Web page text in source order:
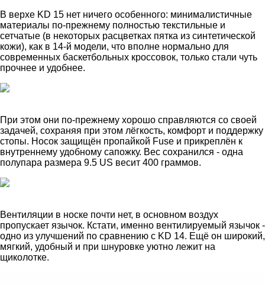
В верхе KD 15 нет ничего особенного: минималистичные
материалы по-прежнему полностью текстильные и
сетчатые (в некоторых расцветках пятка из синтетической
кожи), как в 14-й модели, что вполне нормально для
современных баскетбольных кроссовок, только стали чуть
прочнее и удобнее.
При этом они по-прежнему хорошо справляются со своей
задачей, сохраняя при этом лёгкость, комфорт и поддержку
стопы. Носок защищён пропайкой Fuse и прикреплён к
внутреннему удобному сапожку. Вес сохранился - одна
полупара размера 9.5 US весит 400 граммов.
Вентиляции в носке почти нет, в основном воздух
пропускает язычок. Кстати, именно вентилируемый язычок -
одно из улучшений по сравнению с KD 14. Ещё он широкий,
мягкий, удобный и при шнуровке уютно лежит на
щиколотке.